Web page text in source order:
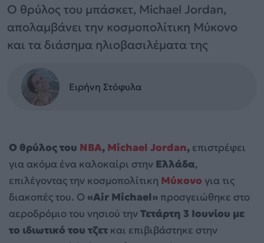
Ο θρύλος του μπάσκετ, Michael Jordan,
απολαμβάνει την κοσμοπολίτικη Μύκονο
και τα διάσημα ηλιοβασιλέματα της
Ειρήνη Στόφυλα
Ο θρύλος του NBA, Michael Jordan, επιστρέφει
για ακόμα ένα καλοκαίρι στην Ελλάδα,
επιλέγοντας την κοσμοπολίτικη Μύκονο για τις
διακοπές του. Ο «Air Michael» προσγειώθηκε στο
αεροδρόμιο του νησιού τηνΤετάρτη 3 Ιουνίου με
το ιδιωτικό του τζετ και επιβιβάστηκε στην